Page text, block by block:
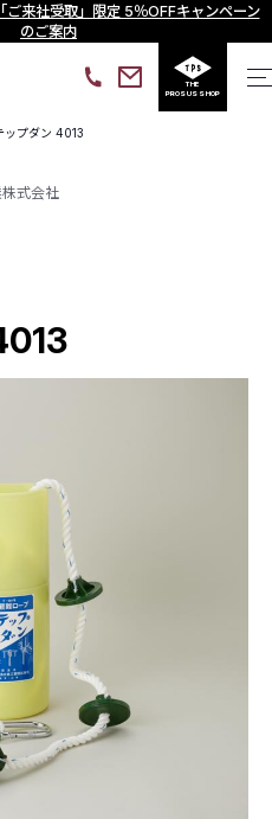
ご来社受取」限定 5％OFFキャンペーン
のご案内
THE
PROSUS SHOP
ップダン 4013
式会社